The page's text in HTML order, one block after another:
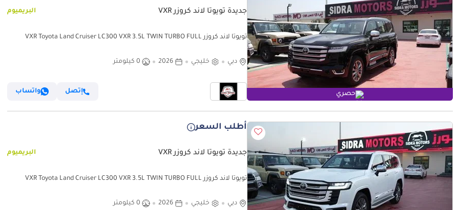
حصري
جديدة تويوتا لاند كروزر VXR البريميوم
تويوتا لاند كروزر VXR Toyota Land Cruiser LC300 VXR 3.5L TWIN TURBO FULL
دبي خليجي 2026 0 كيلومتر
إتصل واتساب
أطلب السعر
جديدة تويوتا لاند كروزر VXR البريميوم
تويوتا لاند كروزر VXR Toyota Land Cruiser LC300 VXR 3.5L TWIN TURBO FULL
دبي خليجي 2026 0 كيلومتر